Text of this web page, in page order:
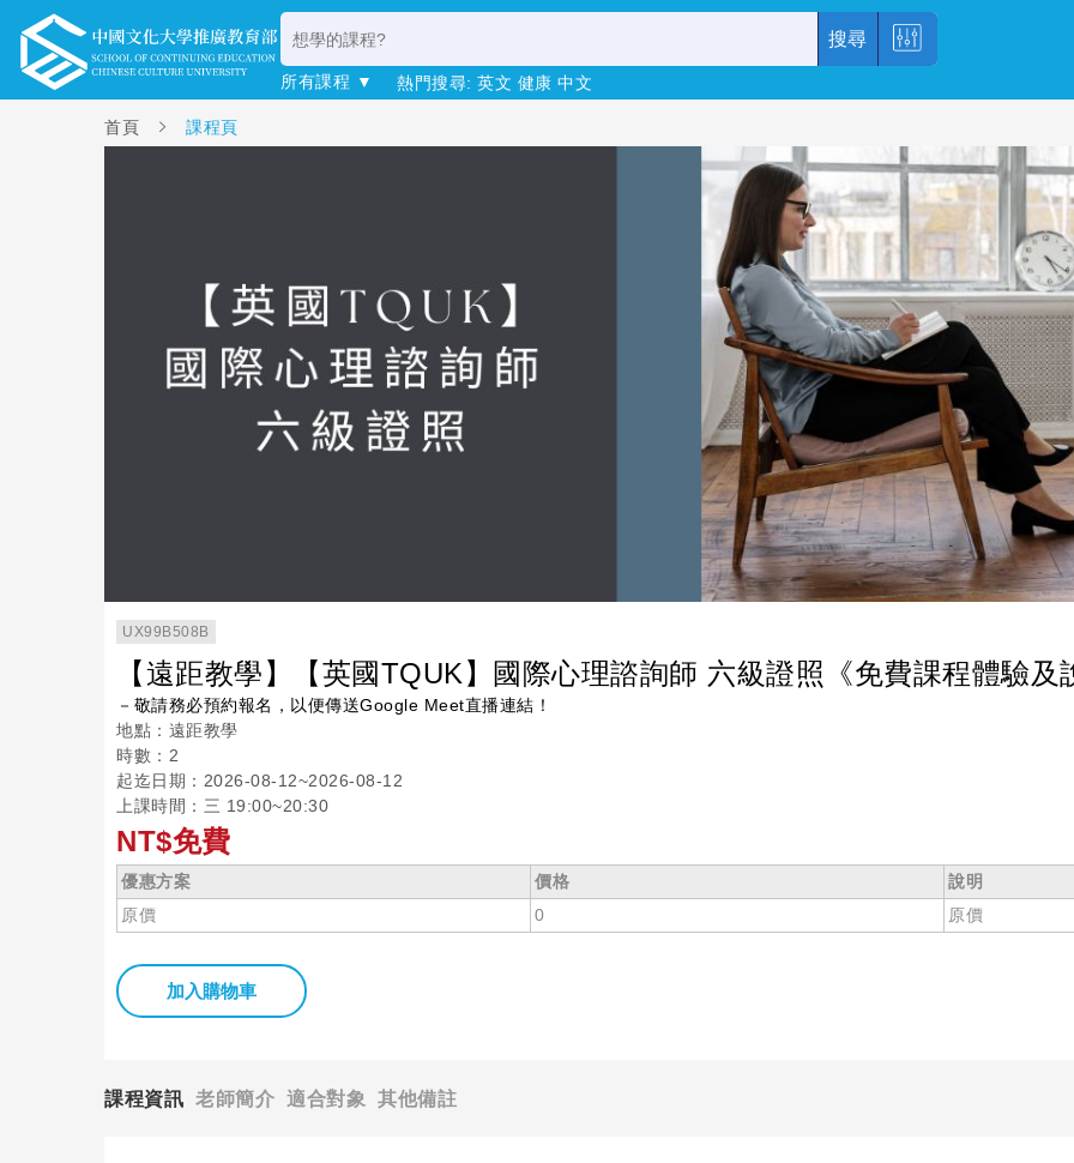
搜尋
所有課程 ▼ 熱門搜尋: 英文 健康 中文
首頁 課程頁
UX99B508B
【遠距教學】【英國TQUK】國際心理諮詢師 六級證照《免費課程體驗及
－敬請務必預約報名，以便傳送Google Meet直播連結！
地點：遠距教學
時數：2
起迄日期：2026-08-12~2026-08-12
上課時間：三 19:00~20:30
NT$免費
優惠方案 價格
說明
原價
0 原價
加入購物車
課程資訊 老師簡介 適合對象 其他備註